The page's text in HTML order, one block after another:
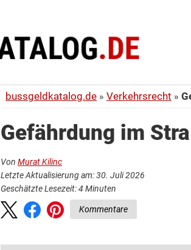
bussgeldkatalog.de Verkehrsrecht
Gefährdung im
Von Murat Kilinc
Letzte Aktualisierung am: 30. Juli 2026
Geschätzte Lesezeit:4 Minuten
Kommentare